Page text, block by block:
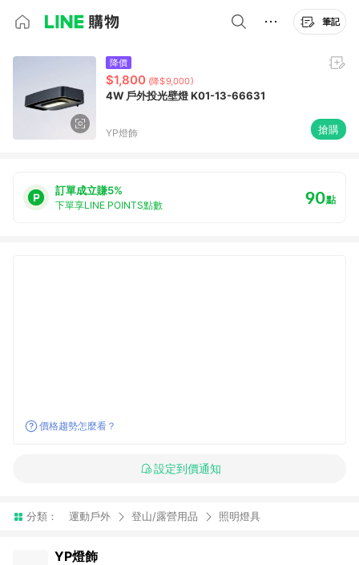
筆記
降價
$1,800 (降$9,000)
4W 戶外投光壁燈 K01-13-66631
YP燈飾 搶購
訂單成立賺5%
下單享LINE POINTS點數 90點
價格趨勢怎麼看？
設定到價通知
分類： 運動戶外 登山/露營用品 照明燈具
YP燈飾